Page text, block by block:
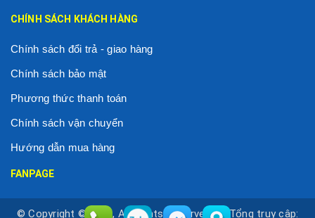
CHÍNH SÁCH KHÁCH HÀNG
Chính sách đổi trả - giao hàng
Chính sách bảo mật
Phương thức thanh toán
Chính sách vận chuyển
Hướng dẫn mua hàng
FANPAGE
© Copyright © 2020, All Rights Reservered | Tổng truy cập: